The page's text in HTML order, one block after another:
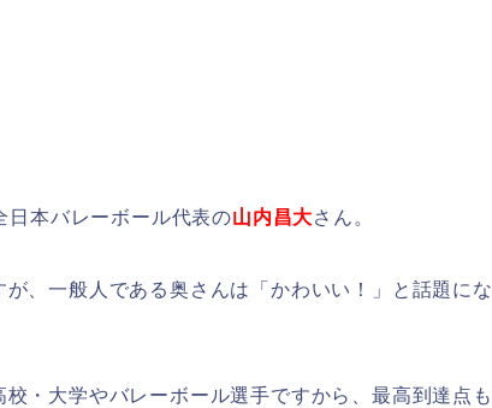
本バレーボール代表の山内昌大さん。
、一般人である奥さんは「かわいい！」と話題にな
・大学やバレーボール選手ですから、最高到達点も